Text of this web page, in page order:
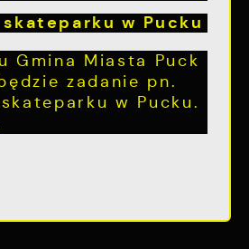
skateparku w Pucku
Gmina Miasta Puck
zadanie pn.
w Pucku.